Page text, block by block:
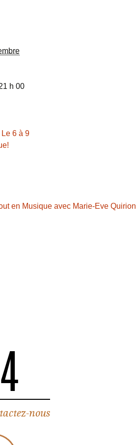
h 00
Le 6 à 9
en Musique avec Marie-Eve Quirion
nous